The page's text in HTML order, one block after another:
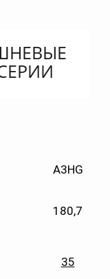
A3HG
180,7
35